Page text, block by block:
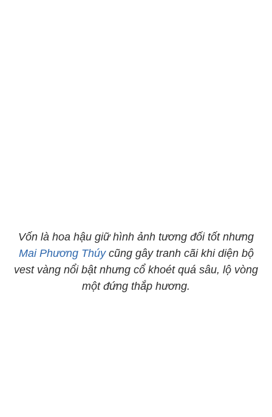
Vốn là hoa hậu giữ hình ảnh tương đối tốt nhưng
Mai Phương Thúycũng gây tranh cãi khi diện bộ
vest vàng nổi bật nhưng cổ khoét quá sâu, lộ vòng
một đứng thắp hương.